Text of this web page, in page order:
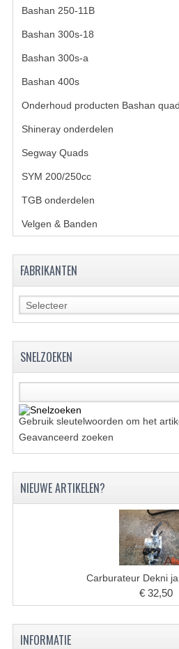
SHINERAY 250
BRANDSTOF
KABELS
KAPPEN EN
STUUR
TANDWIELEN EN
UITLAAT
VELGEN
Bashan 250-11B(385)
Bashan 300s-18
Bashan 300s-a
Bashan 400s(5)
Onderhoud producten Bashan quad
Shineray onderdelen
Segway Quads(6)
SYM 200/250cc(15)
TGB onderdelen
Velgen & Banden
FABRIKANTEN
SNELZOEKEN
Gebruik sleutelwoorden om het
Geavanceerd zoeken
NIEUWE ARTIKELEN?
Carburateur Dekni
€ 32,50
INFORMATIE